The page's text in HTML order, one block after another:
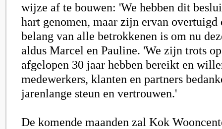
wijze af te bouwen: 'We hebben dit
hart genomen, maar zijn ervan overtuigd
belang van alle betrokkenen is om nu
aldus Marcel en Pauline. 'We zijn trots
afgelopen 30 jaar hebben bereikt en
medewerkers, klanten en partners
jarenlange steun en vertrouwen.'
De komende maanden zal Kok